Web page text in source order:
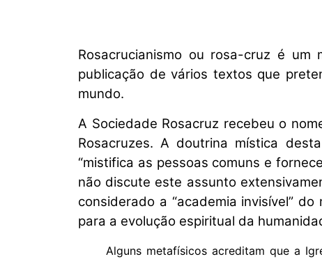
Rosacrucianismo ou rosa-cruz é
publicação de vários textos que
mundo.
A Sociedade Rosacruz recebeu o
Rosacruzes. A doutrina mística
“mistifica as pessoas comuns e
não discute este assunto
considerado a “academia invisível”
para a evolução espiritual da
Alguns metafísicos acreditam que a